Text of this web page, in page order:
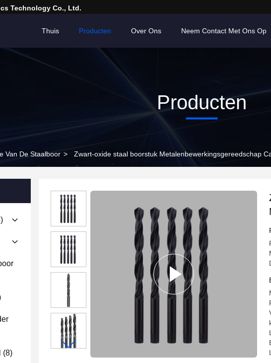
Technology Co., Ltd.
Thuis Producten Over Ons Neem Contact Met Ons Op
Producten
Van De Staalboor > Zwart-oxide staal boorstuk Metalenbewerkingsgereedschap
(8)